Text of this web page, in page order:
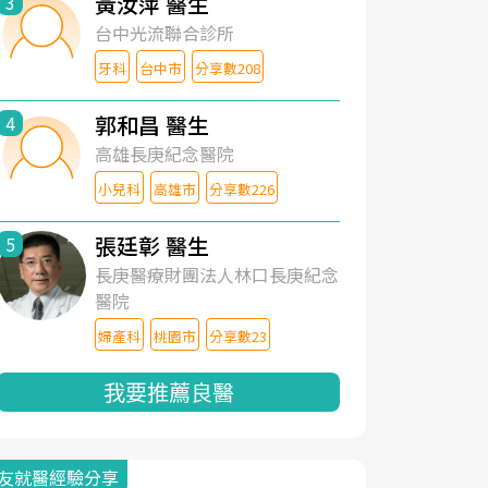
台中光流聯合診所
牙科 台中市 分享數208
4 郭和昌 醫生
高雄長庚紀念醫院
小兒科 高雄市 分享數226
5 張廷彰 醫生
長庚醫療財團法人林口長庚紀念
醫院
婦產科 桃園市 分享數23
我要推薦良醫
就醫經驗分享